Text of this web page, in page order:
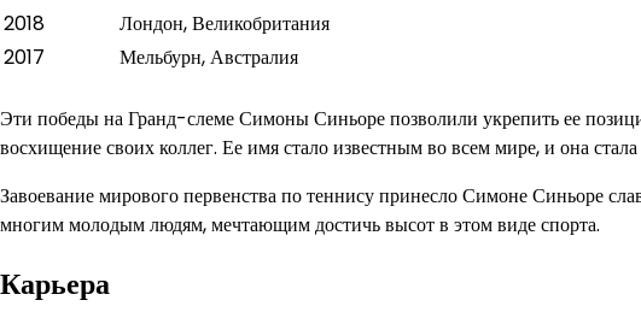
2018
Лондон, Великобритания
2017
Мельбурн, Австралия
Эти победы на Гранд-слеме Симоны Синьоре позволили укрепить ее
восхищение своих коллег. Ее имя стало известным во всем мире, и она
Завоевание мирового первенства по теннису принесло Симоне Синьоре
многим молодым людям, мечтающим достичь высот в этом виде спорта.
Карьера